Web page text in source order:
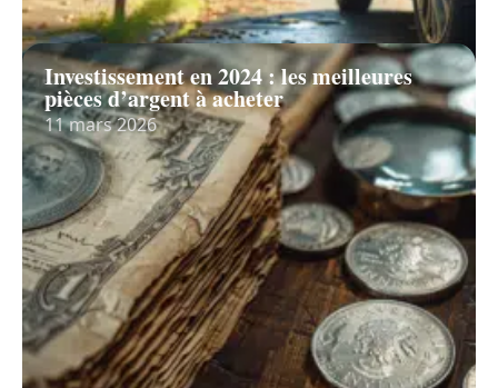
Investissement en 2024 : les meilleures
pièces d’argent à acheter
11 mars 2026